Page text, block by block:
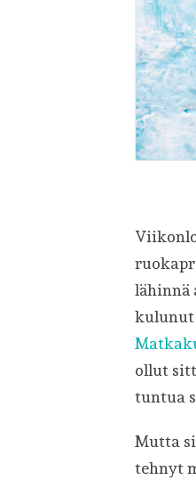
lähinnä
kulunut
ollut
tuntua
Mutta
tehnyt